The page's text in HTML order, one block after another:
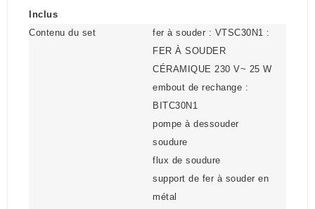
Inclus
Contenu du set
fer à souder : VTSC30N1 :
FER À SOUDER
CÉRAMIQUE 230 V~ 25 W
embout de rechange :
BITC30N1
pompe à dessouder
soudure
flux de soudure
support de fer à souder en
métal